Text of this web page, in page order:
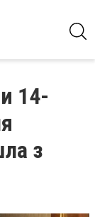
14-
з